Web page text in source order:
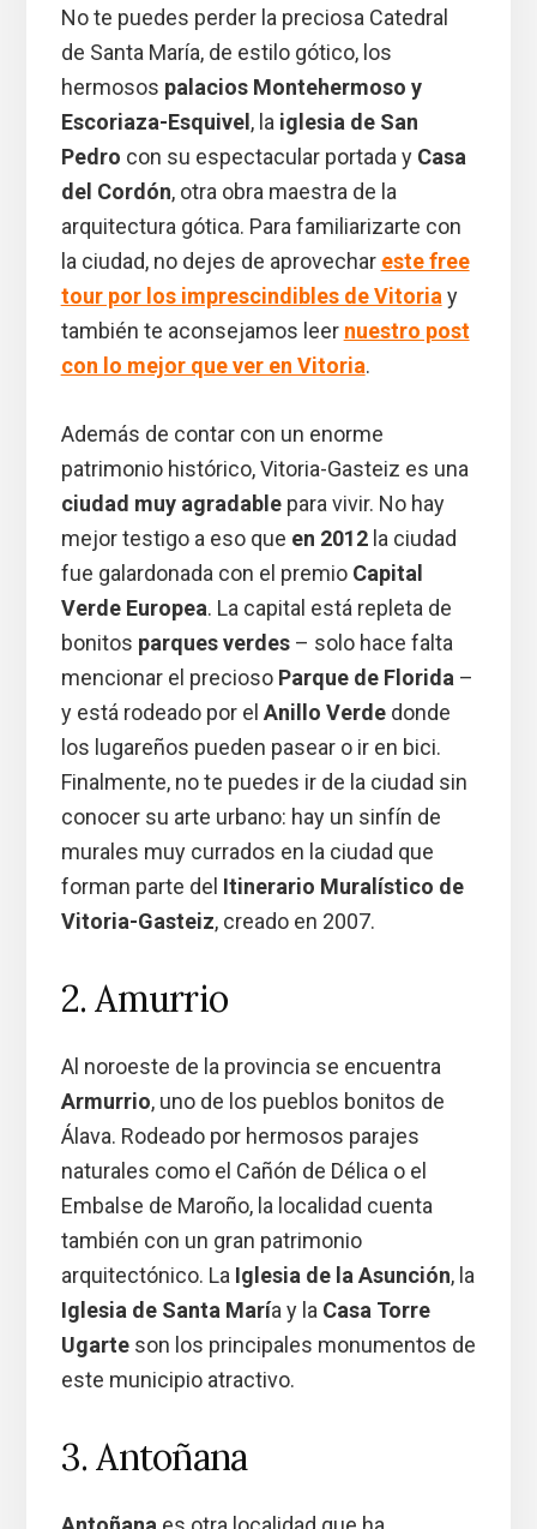
No te puedes perder la preciosa Catedral
de Santa María, de estilo gótico, los
hermosos palacios Montehermoso y
Escoriaza-Esquivel , la iglesia de San
Pedro con su espectacular portada y Casa
del Cordón, otra obra maestra de la
arquitectura gótica. Para familiarizarte con
la ciudad, no dejes de aprovechar este free
tour por los imprescindibles de Vitoriay
también te aconsejamos leer nuestro post
con lo mejor que ver en Vitoria.
Además de contar con un enorme
patrimonio histórico, Vitoria-Gasteiz es una
ciudad muy agradablepara vivir. No hay
mejor testigo a eso que en 2012la ciudad
fue galardonada con el premio Capital
Verde Europea. La capital está repleta de
bonitos parques verdes– solo hace falta
mencionar el precioso Parque de Florida–
y está rodeado por el Anillo Verdedonde
los lugareños pueden pasear o ir en bici.
Finalmente, no te puedes ir de la ciudad sin
conocer su arte urbano: hay un sinfín de
murales muy currados en la ciudad que
forman parte del Itinerario Muralístico de
Vitoria-Gasteiz, creado en 2007.
2. Amurrio
Al noroeste de la provincia se encuentra
Armurrio, uno de los pueblos bonitos de
Álava. Rodeado por hermosos parajes
naturales como el Cañón de Délica o el
Embalse de Maroño, la localidad cuenta
también con un gran patrimonio
arquitectónico. La Iglesia de la Asunción, la
Iglesia de Santa María y la Casa Torre
Ugarteson los principales monumentos de
este municipio atractivo.
3. Antoñana